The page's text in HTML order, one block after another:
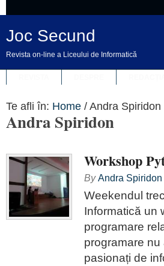
Joc Secund
Revista on-line a Liceului de Informatică
Te afli în: Home / Andra Spiridon
Andra Spiridon
Workshop
ByAndra Spiridon
Weekendul
Informatică un
programare
programare nu
pasionați de